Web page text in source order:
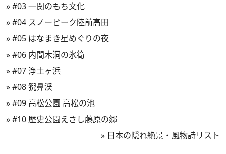
»#03 一関のもち文化
»#04 スノーピーク陸前高田
»#05 はなまき星めぐりの夜
»#06 内間木洞の氷筍
»#07 浄土ヶ浜
»#08 猊鼻渓
»#09 高松公園 高松の池
»#10 歴史公園えさし藤原の郷
» 日本の隠れ絶景・風物詩リスト